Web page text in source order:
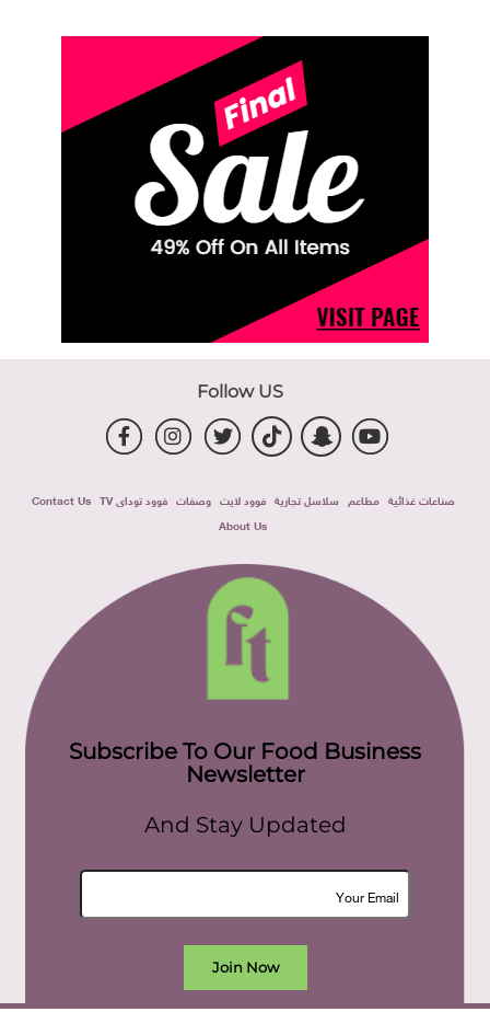
Follow US
صناعات غذائية مطاعم سلاسل تجارية فوود لايت وصفات فوود توداى TV
Contact Us
About Us
Subscribe To Our Food Business
Newsletter
And Stay Updated
Join Now